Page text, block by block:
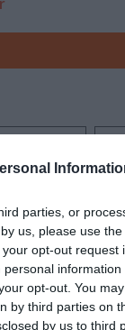
parties, or
us, please use
opt-out request
opt-out. You
third parties on
by us to third
ΖΩΓΡΑΦΙΚΗ